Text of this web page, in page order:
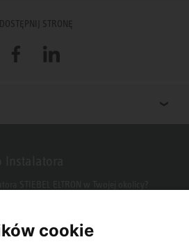
STRONĘ
FacebookLinkedIn
cookie